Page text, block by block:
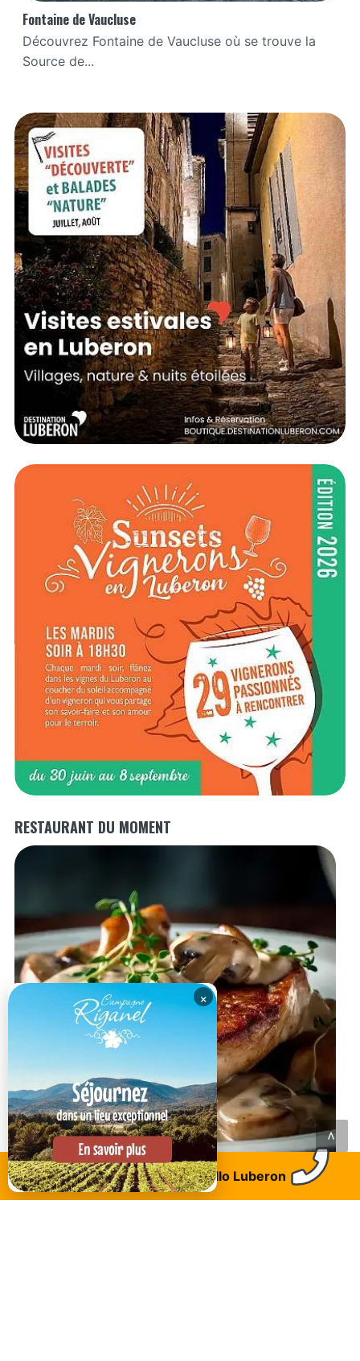
Fontaine de Vaucluse
Découvrez Fontaine de Vaucluse où se trouve la
Source de...
RESTAURANT DU MOMENT
Cavaillon
Sous le Cagnard - Restaurant bistronomique
Trouvez un logement Allo Luberon
×
<